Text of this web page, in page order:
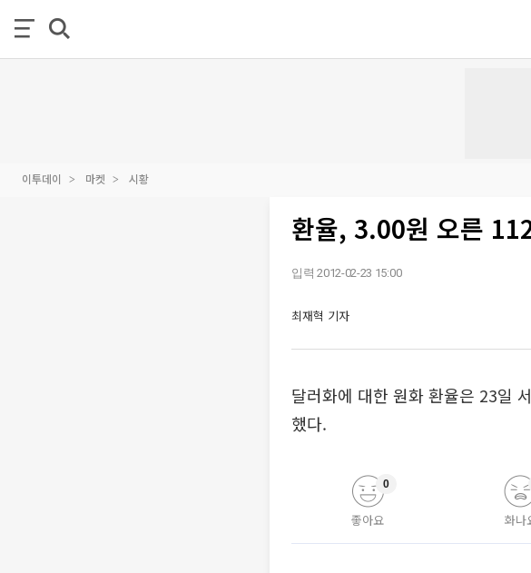
이투데이 마켓 시황
환율, 3.00원 오른
입력 2012-02-23 15:00
최재혁 기자
달러화에 대한 원화 환율은 23일
했다.
좋아요
0
화나